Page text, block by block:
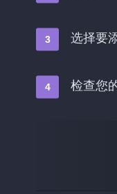
选择要
检查您